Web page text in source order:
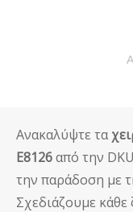
Ανακαλύψτε τα
E8126από την
την παράδοση με
Σχεδιάζουμε